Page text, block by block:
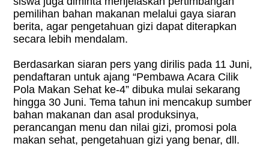
pemilihan bahan makanan melalui gaya siaran
berita, agar pengetahuan gizi dapat diterapkan
secara lebih mendalam.
Berdasarkan siaran pers yang dirilis pada 11 Juni,
pendaftaran untuk ajang “Pembawa Acara Cilik
Pola Makan Sehat ke-4” dibuka mulai sekarang
hingga 30 Juni. Tema tahun ini mencakup sumber
bahan makanan dan asal produksinya,
perancangan menu dan nilai gizi, promosi pola
makan sehat, pengetahuan gizi yang benar, dll.